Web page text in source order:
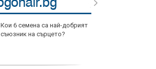
Кои 6 семена са най-добрият
съюзник на сърцето?